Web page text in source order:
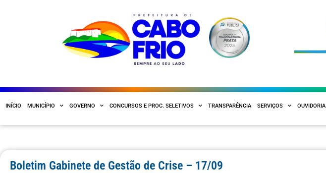
INÍCIO MUNICÍPIO GOVERNO CONCURSOS E PROC. SELETIVOS TRANSPARÊNCIA SERVIÇOS OUVIDORIA
Boletim Gabinete de Gestão de Crise – 17/09